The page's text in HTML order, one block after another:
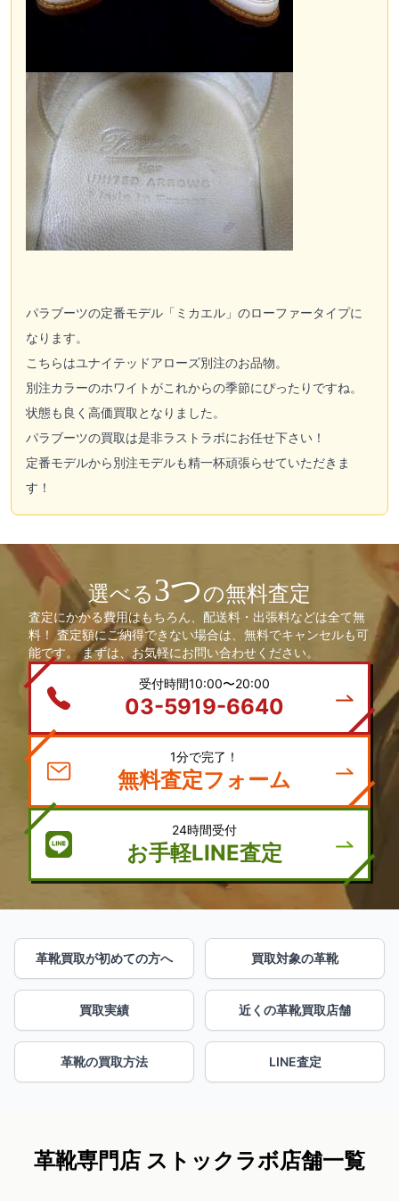
パラブーツの定番モデル「ミカエル」のローファータイプに
なります。
こちらはユナイテッドアローズ別注のお品物。
別注カラーのホワイトがこれからの季節にぴったりですね。
状態も良く高価買取となりました。
パラブーツの買取は是非ラストラボにお任せ下さい！
定番モデルから別注モデルも精一杯頑張らせていただきま
す！
選べる3つの無料査定
査定にかかる費用はもちろん、配送料・出張料などは全て無
料！ 査定額にご納得できない場合は、無料でキャンセルも可
能です。 まずは、お気軽にお問い合わせください。
受付時間10:00〜20:00
03-5919-6640
1分で完了！
無料査定フォーム
24時間受付
お手軽LINE査定
革靴買取が初めての方へ 買取対象の革靴
買取実績 近くの革靴買取店舗
革靴の買取方法 LINE査定
革靴専門店 ストックラボ店舗一覧